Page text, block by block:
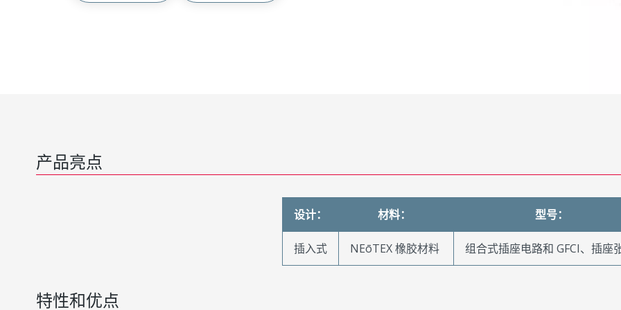
产品亮点
设计： 材料： 型号：
插入式 NEōTEX 橡胶材料 组合式插座电路和 GFCI、插座
特性和优点